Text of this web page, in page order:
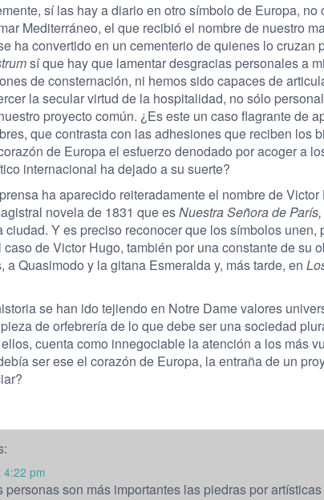
sí las hay a diario en otro símbolo de Europa,
Mediterráneo, el que recibió el nombre de nuestro
ha convertido en un cementerio de quienes lo cruzan
sí que hay que lamentar desgracias personales a
de consternación, ni hemos sido capaces de
la secular virtud de la hospitalidad, no sólo
proyecto común. ¿Es este un caso flagrante de
que contrasta con las adhesiones que reciben los
de Europa el esfuerzo denodado por acoger a
internacional ha dejado a su suerte?
ha aparecido reiteradamente el nombre de
novela de 1831 que esNuestra Señora de París,
ciudad. Y es preciso reconocer que los símbolos
de Victor Hugo, también por una constante de su
a Quasimodo y la gitana Esmeralda y, más tarde, en
se han ido tejiendo en Notre Dame valores
de orfebrería de lo que debe ser una sociedad
cuenta como innegociable la atención a los más
ser ese el corazón de Europa, la entraña de un
4:22 pm
personas son más importantes las piedras por